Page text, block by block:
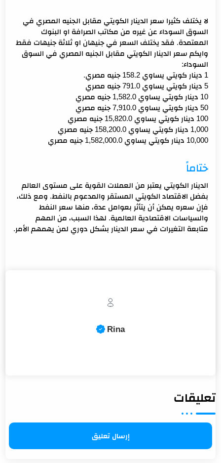
لا يختلف كثيرا سعر الدينار الكويتي مقابل الجنيه المصري في
السوق السوداء عن غيره من مكاتب الصرافة او البنوك
المعتمدة. فقد يختلف السعر في جنيهان او ثلاثة جنيهات فقط
وايكم سعر الدينار الكويتي مقابل الجنيه المصري في السوق
السوداء:
1 دينار كويتي يساوي 158.2 جنيه مصري.
5 دينار كويتي يساوي 791.0 جنيه مصري
10 دينار كويتي يساوي 1,582.0 جنيه مصري
50 دينار كويتي يساوي 7,910.0 جنيه مصري
100 دينار كويتي يساوي 15,820.0 جنيه مصري
1,000 دينار كويتي يساوي 158,200.0 جنيه مصري
10,000 دينار كويتي يساوي
1,582,000.0 جنيه مصري
ختاماً
الدينار الكويتي يعتبر من العملات القوية على مستوى العالم
بفضل الاقتصاد الكويتي المستقر والمدعوم بالنفط. ومع ذلك،
فإن سعره يمكن أن يتأثر بعوامل عدة، منها سعر النفط
والسياسات الاقتصادية العالمية. لهذا السبب، من المهم
متابعة التغيرات في سعر الدينار بشكل دوري لمن يهمهم الأمر.
تعليقات
إرسال تعليق